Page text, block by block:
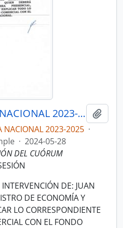
ACTAS ASAMBLEA NACIONAL 2023-2025
NACIONAL 2023-2025 ·
· 2024-05-28
DEL CUÓRUM
DE: JUAN
DE ECONOMÍA Y
LO CORRESPONDIENTE
CON EL FONDO